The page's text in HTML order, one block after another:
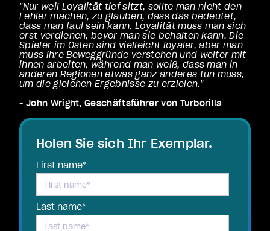
"Nur weil Loyalität tief sitzt, sollte man nicht den
Fehler machen, zu glauben, dass das bedeutet,
dass man faul sein kann. Loyalität muss man sich
erst verdienen, bevor man sie behalten kann. Die
Spieler im Osten sind vielleicht loyaler, aber man
muss ihre Beweggründe verstehen und weiter mit
ihnen arbeiten, während man weiß, dass man in
anderen Regionen etwas ganz anderes tun muss,
um die gleichen Ergebnisse zu erzielen."
- John Wright, Geschäftsführer von Turborilla
Holen Sie sich Ihr Exemplar.
First name*
Last name*